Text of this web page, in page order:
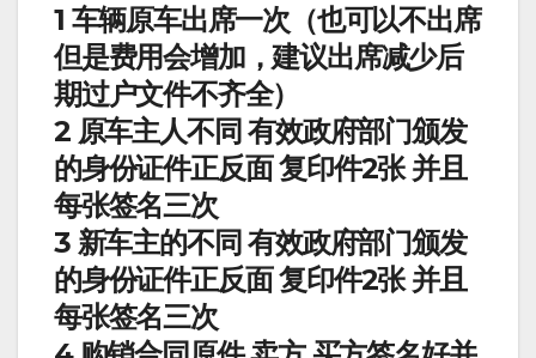
1 车辆原车出席一次（也可以不出席
但是费用会增加，建议出席减少后
期过户文件不齐全）
2 原车主人不同 有效政府部门颁发
的身份证件正反面 复印件2张 并且
每张签名三次
3 新车主的不同 有效政府部门颁发
的身份证件正反面 复印件2张 并且
每张签名三次